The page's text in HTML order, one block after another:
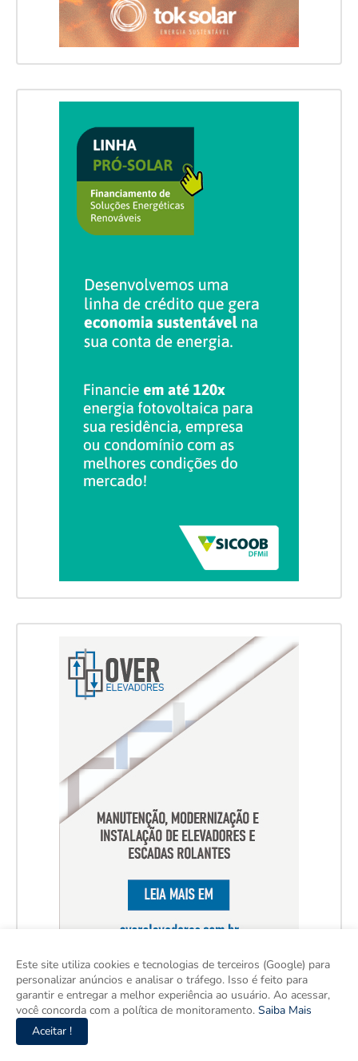
Este site utiliza cookies e tecnologias de terceiros (Google) para
personalizar anúncios e analisar o tráfego. Isso é feito para
garantir e entregar a melhor experiência ao usuário. Ao acessar,
você concorda com a política de monitoramento. Saiba Mais
Aceitar !